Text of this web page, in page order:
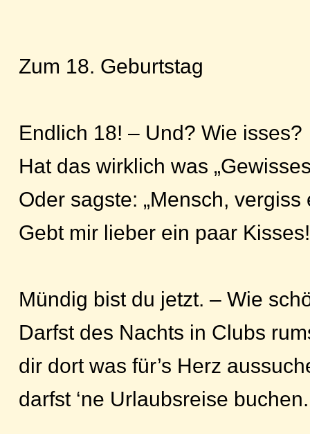
Zum 18. Geburtstag
Endlich 18! – Und? Wie isses?
Hat das wirklich was
Oder sagste: „Mensch, vergiss
Gebt mir lieber ein paar
Mündig bist du jetzt. – Wie
Darfst des Nachts in Clubs
dir dort was für’s Herz
darfst ‘ne Urlaubsreise buchen.